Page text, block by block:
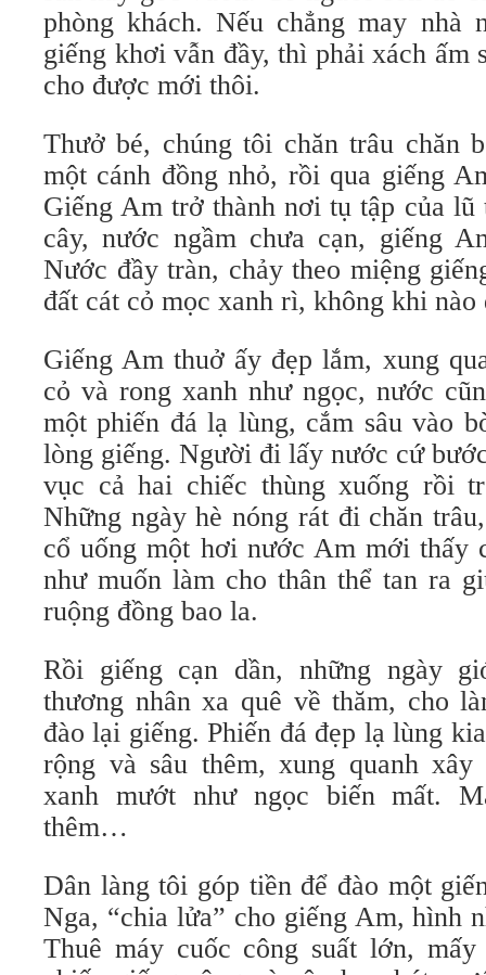
phòng khách. Nếu chẳng may nhà
giếng khơi vẫn đầy, thì phải xách ấm
cho được mới thôi.
Thưở bé, chúng tôi chăn trâu chăn
một cánh đồng nhỏ, rồi qua giếng
Giếng Am trở thành nơi tụ tập của
cây, nước ngầm chưa cạn, giếng
Nước đầy tràn, chảy theo miệng
đất cát cỏ mọc xanh rì, không khi nào
Giếng Am thuở ấy đẹp lắm, xung
cỏ và rong xanh như ngọc, nước
một phiến đá lạ lùng, cắm sâu vào
lòng giếng. Người đi lấy nước cứ
vục cả hai chiếc thùng xuống rồi
Những ngày hè nóng rát đi chăn
cổ uống một hơi nước Am mới thấy
như muốn làm cho thân thể tan ra
ruộng đồng bao la.
Rồi giếng cạn dần, những ngày
thương nhân xa quê về thăm, cho
đào lại giếng. Phiến đá đẹp lạ lùng
rộng và sâu thêm, xung quanh
xanh mướt như ngọc biến mất.
thêm…
Dân làng tôi góp tiền để đào một
Nga, “chia lửa” cho giếng Am, hình
Thuê máy cuốc công suất lớn,